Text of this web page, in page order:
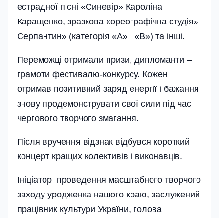
естрадної пісні «Синевір» Кароліна
Каращенко, зразкова хореографічна студія»
Серпантин» (категорія «А» і «В») та інші.
Переможці отримали призи, дипломанти –
грамоти фестивалю-конкурсу. Кожен
отримав позитивний заряд енергії і бажання
знову продемонструвати свої сили під час
чергового творчого змагання.
Після вручення відзнак відбувся короткий
концерт кращих колективів і виконавців.
Ініціатор проведення масштабного творчого
заходу уродженка нашого краю, заслужений
працівник культури України, голова